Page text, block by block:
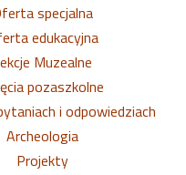
specjalna
edukacyjna
Muzealne
pozaszkolne
i odpowiedziach
Archeologia
Projekty